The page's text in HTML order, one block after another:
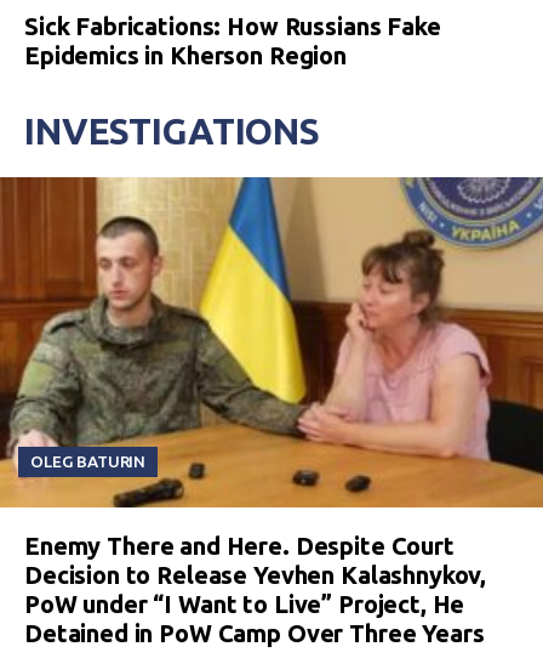
Sick Fabrications: How Russians Fake
Epidemics in Kherson Region
INVESTIGATIONS
OLEG BATURIN
Enemy There and Here. Despite Court
Decision to Release Yevhen Kalashnykov,
PoW under “I Want to Live” Project, He
Detained in PoW Camp Over Three Years